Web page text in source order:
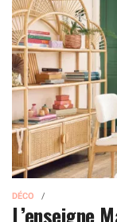
DÉCO
L’enseigne